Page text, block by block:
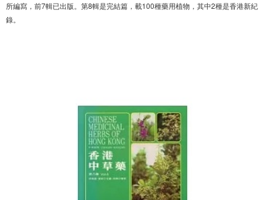
所編寫，前7輯已出版。第8輯是完結篇，載100種藥用植物，其中2種是香港新紀
錄。